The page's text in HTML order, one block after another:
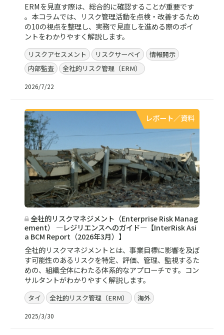
ERMを見直す際は、総合的に確認することが重要です
。本コラムでは、リスク管理活動を点検・改善するため
の10の視点を整理し、実務で見直しを進める際のポイ
ントをわかりやすく解説します。
リスクアセスメント リスクサーベイ
情報開示
内部監査
全社的リスク管理（ERM）
2026/7/22
レポート／資料
全社的リスクマネジメント（Enterprise Risk Manag
ement） ―レジリエンスへのガイド―【InterRisk Asi
a BCM Report（2026年3月）】
全社的リスクマネジメントとは、事業目標に影響を及ぼ
す可能性のあるリスクを特定、評価、管理、監視するた
めの、組織全体にわたる体系的なアプローチです。コン
サルタントがわかりやすく解説します。
タイ 全社的リスク管理（ERM） 海外
2025/3/30